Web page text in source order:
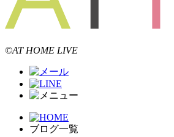
©AT HOME LIVE
ブログ一覧